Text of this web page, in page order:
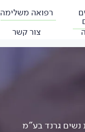
רפואה משלימה
צור קשר
נשים גרנד בע"מ